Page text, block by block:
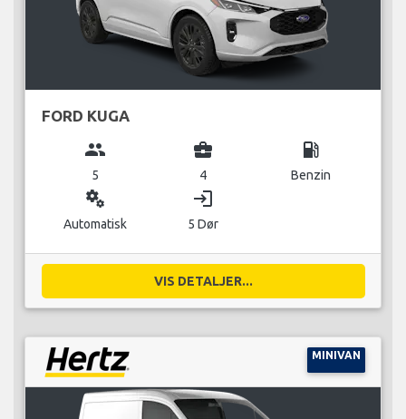
FORD KUGA
group
5
business_center
4
local_gas_station
Benzin
miscellaneous_services
Automatisk
login
5 Dør
VIS DETALJER...
MINIVAN